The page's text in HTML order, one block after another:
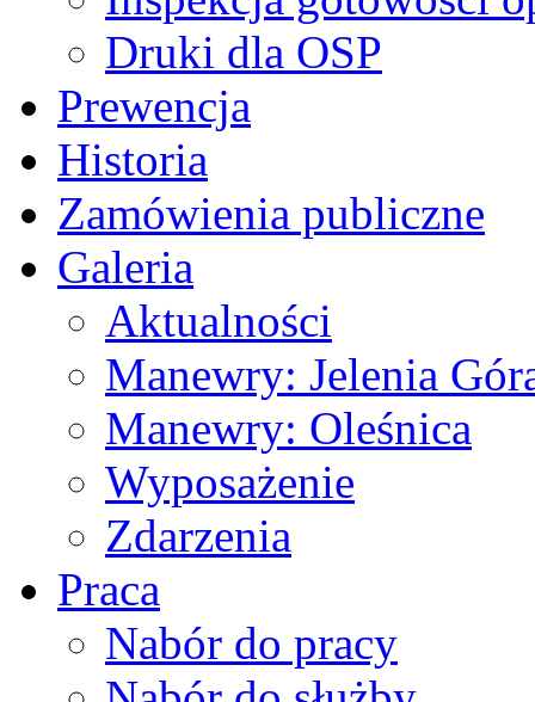
Druki dla OSP
Prewencja
Historia
Zamówienia publiczne
Galeria
Aktualności
Manewry: Jelenia
Manewry: Oleśnica
Wyposażenie
Zdarzenia
Praca
Nabór do pracy